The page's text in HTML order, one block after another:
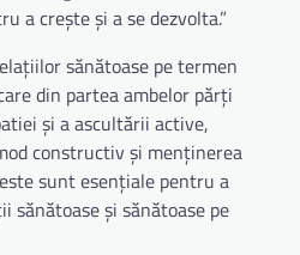
a crește și a se dezvolta.”
sănătoase pe termen
din partea ambelor părți
și a ascultării active,
constructiv și menținerea
sunt esențiale pentru a
și sănătoase pe